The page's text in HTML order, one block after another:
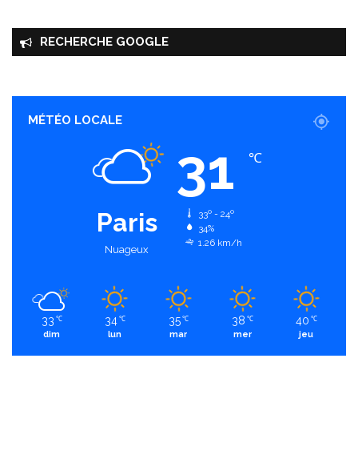
RECHERCHE GOOGLE
MÉTÉO LOCALE
Paris
Nuageux
31 ℃
33º - 24º
34%
1.26 km/h
33 ℃
dim
34 ℃
lun
35 ℃
mar
38 ℃
mer
40 ℃
jeu